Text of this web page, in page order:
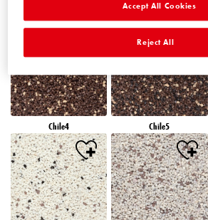
Chile2
Chile4 Chile5
Reject All
Accept All Cookies